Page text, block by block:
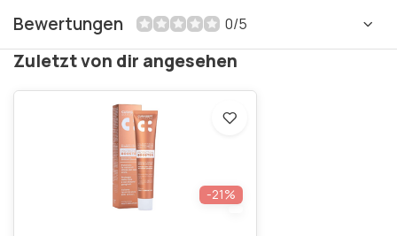
Bewertungen 0/5
Zuletzt von dir angesehen
-21%